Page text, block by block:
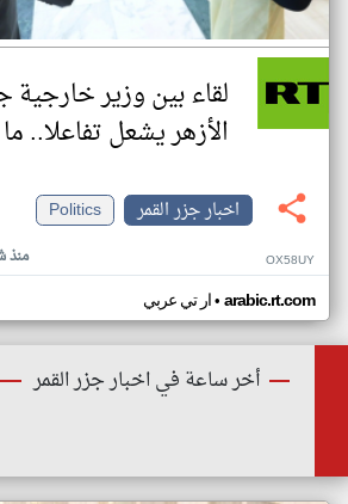
لقاء بين وزير خارجية
الأزهر يشعل تفاعلا..
اخبار جزر القمر
Politics
منذ OX58UY
ار تي عربي• arabic.rt.com
أخر ساعة في اخبار جزر القمر